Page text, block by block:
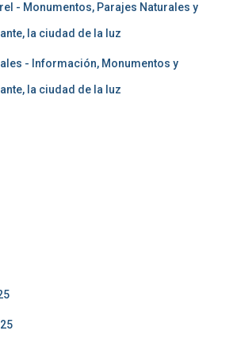
- Monumentos, Parajes Naturales y
la ciudad de la luz
- Información, Monumentos y
la ciudad de la luz